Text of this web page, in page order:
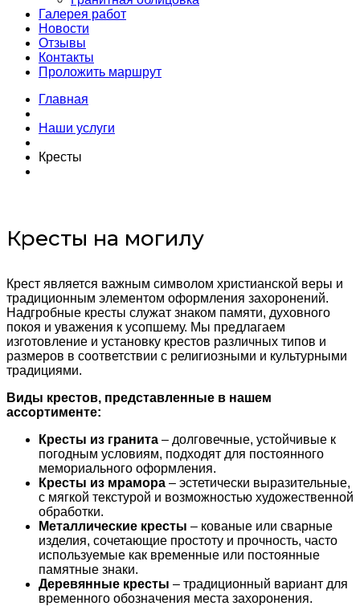
Галерея работ
Новости
Отзывы
Контакты
Проложить маршрут
Главная
Наши услуги
Кресты
Кресты на могилу
Крест является важным символом христианской веры и
традиционным элементом оформления захоронений.
Надгробные кресты служат знаком памяти, духовного
покоя и уважения к усопшему. Мы предлагаем
изготовление и установку крестов различных типов и
размеров в соответствии с религиозными и культурными
традициями.
Виды крестов, представленные в нашем
ассортименте:
Кресты из гранита – долговечные, устойчивые к
погодным условиям, подходят для постоянного
мемориального оформления.
Кресты из мрамора – эстетически выразительные,
с мягкой текстурой и возможностью художественной
обработки.
Металлические кресты – кованые или сварные
изделия, сочетающие простоту и прочность, часто
используемые как временные или постоянные
памятные знаки.
Деревянные кресты – традиционный вариант для
временного обозначения места захоронения.